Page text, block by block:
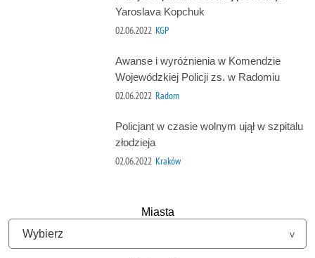
Yaroslava Kopchuk
02.06.2022 KGP
Awanse i wyróżnienia w Komendzie
Wojewódzkiej Policji zs. w Radomiu
02.06.2022 Radom
Policjant w czasie wolnym ujął w szpitalu
złodzieja
02.06.2022 Kraków
Miasta